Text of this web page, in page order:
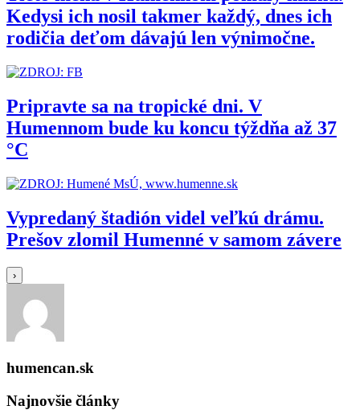
Kedysi ich nosil takmer každý, dnes ich
rodičia deťom dávajú len výnimočne.
Pripravte sa na tropické dni. V
Humennom bude ku koncu týždňa až 37
°C
Vypredaný štadión videl veľkú drámu.
Prešov zlomil Humenné v samom závere
›
humencan.sk
Najnovšie články